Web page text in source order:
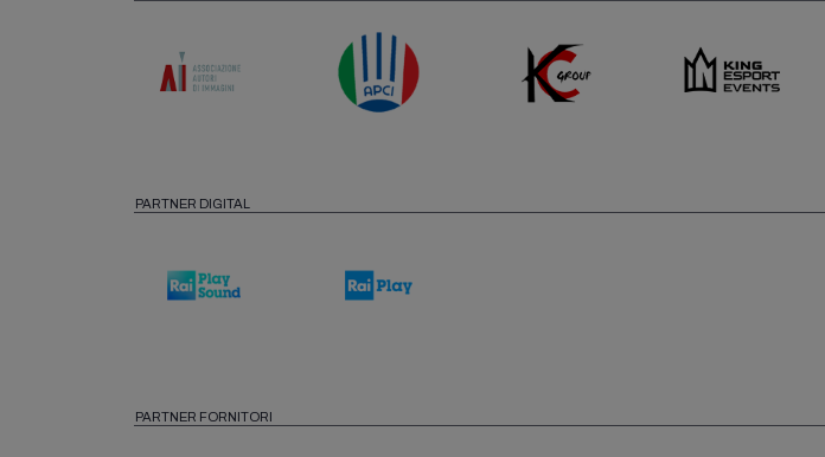
PARTNER DIGITAL
PARTNER FORNITORI